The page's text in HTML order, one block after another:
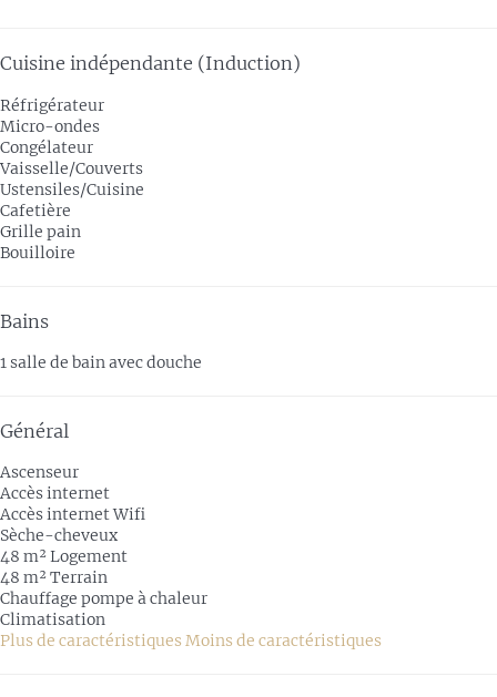
Cuisine indépendante (Induction)
Réfrigérateur
Micro-ondes
Congélateur
Vaisselle/Couverts
Ustensiles/Cuisine
Cafetière
Grille pain
Bouilloire
Bains
1 salle de bain avec douche
Général
Ascenseur
Accès internet
Accès internetWifi
Sèche-cheveux
48 m² Logement
48 m² Terrain
Chauffage pompe à chaleur
Climatisation
Plus de caractéristiques Moins de caractéristiques